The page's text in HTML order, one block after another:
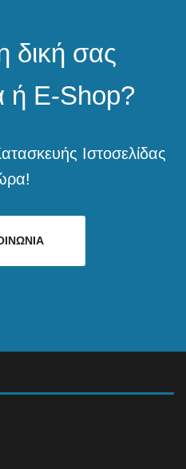
δική σας
ή E-Shop?
Ιστοσελίδας